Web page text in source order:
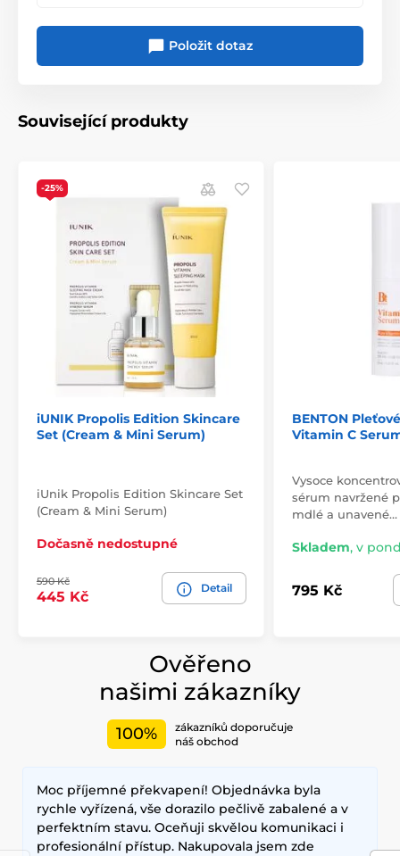
Položit dotaz
Související produkty
-25%
iUNIK Propolis Edition Skincare
Set (Cream & Mini Serum)
iUnik Propolis Edition Skincare Set
(Cream & Mini Serum)
Dočasně nedostupné
590 Kč
445 Kč
Detail
BENTON
Vitamin C
Vysoce
sérum navržené
mdlé a unavené…
Skladem, v
795 Kč
Ověřeno
našimi zákazníky
100%
zákazníků doporučuje
náš obchod
Moc příjemné překvapení! Objednávka byla
rychle vyřízená, vše dorazilo pečlivě zabalené a v
perfektním stavu. Oceňuji skvělou komunikaci i
profesionální přístup. Nakupovala jsem zde